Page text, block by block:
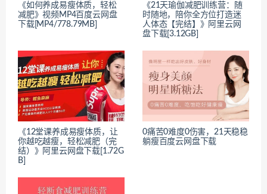
《如何养成易瘦体质，轻松
减肥》视频MP4百度云网盘
下载[MP4/778.79MB]
《21天瑜伽减肥训练营：随
时随地，陪你全方位打造迷
人体态【完结】》阿里云网
盘下载[3.12GB]
《12堂课养成易瘦体质，让
你越吃越瘦，轻松减肥（完
结）》阿里云网盘下载[1.72G
B]
0痛苦0难度0伤害，21天稳稳
躺瘦百度云网盘下载